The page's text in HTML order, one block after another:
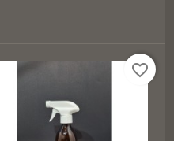
favorite_border